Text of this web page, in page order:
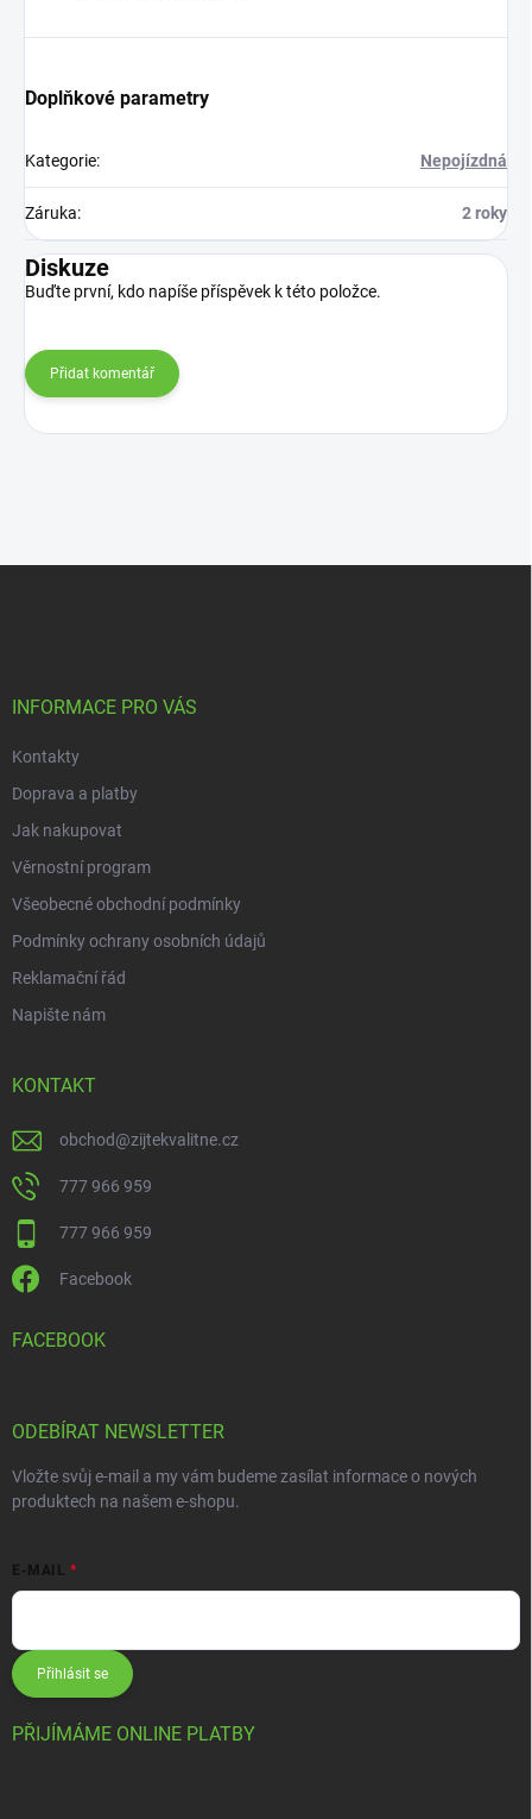
Doplňkové parametry
Kategorie: Nepojízdná
Záruka: 2 roky
Diskuze
Buďte první, kdo napíše příspěvek k této položce.
Přidat komentář
INFORMACE PRO VÁS
Kontakty
Doprava a platby
Jak nakupovat
Věrnostní program
Všeobecné obchodní podmínky
Podmínky ochrany osobních údajů
Reklamační řád
Napište nám
KONTAKT
obchod@zijtekvalitne.cz
777 966 959
777 966 959
Facebook
FACEBOOK
ODEBÍRAT NEWSLETTER
Vložte svůj e-mail a my vám budeme zasílat informace o nových
produktech na našem e-shopu.
E-MAIL
Přihlásit se
PŘIJÍMÁME ONLINE PLATBY